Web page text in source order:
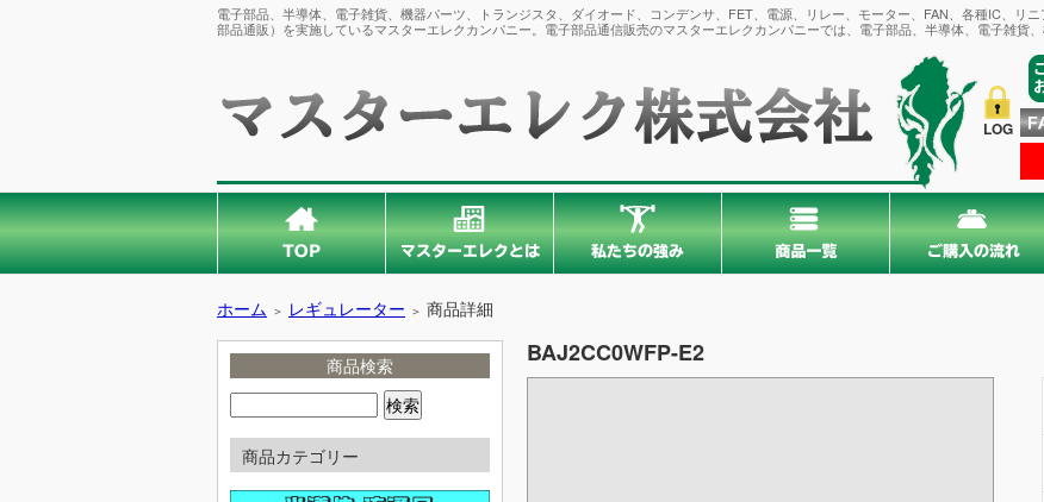
電子部品、半導体、電子雑貨、機器パーツ、トランジスタ、ダイオード、コンデンサ、FET、電源、リレー、モーター、FAN、各種IC、リ
部品通販）を実施しているマスターエレクカンパニー。電子部品通信販売のマスターエレクカンパニーでは、電子部品、半導体、電子雑貨
LOG
ホーム ＞ レギュレーター ＞ 商品詳細
商品検索
商品カテゴリー
BAJ2CC0WFP-E2